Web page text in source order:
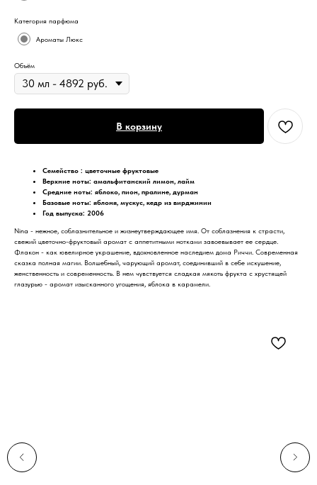
Категория парфюма
Ароматы Люкс
Объём
В корзину
Семейство : цветочные фруктовые
Верхние ноты: амальфитанский лимон, лайм
Средние ноты: яблоко, пион, пралине, дурман
Базовые ноты: яблоня, мускус, кедр из вирджинии
Год выпуска: 2006
Nina - нежное, соблазнительное и жизнеутверждающее имя. От соблазнения к страсти,
свежий цветочно-фруктовый аромат с аппетитными нотками завоевывает ее сердце.
Флакон - как ювелирное украшение, вдохновленное наследием дома Риччи. Современная
сказка полная магии. Волшебный, чарующий аромат, соединивший в себе искушение,
женственность и современность. В нем чувствуется сладкая мякоть фрукта с хрустящей
глазурью - аромат изысканного угощения, яблока в карамели.